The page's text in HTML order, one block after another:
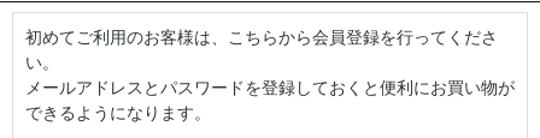
初めてご利用のお客様は、こちらから会員登録を行ってくださ
い。
メールアドレスとパスワードを登録しておくと便利にお買い物が
できるようになります。